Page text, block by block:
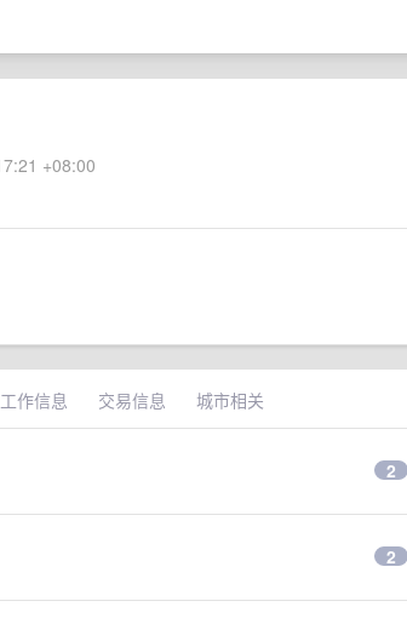
+08:00
工作信息 交易信息 城市相关
2
2